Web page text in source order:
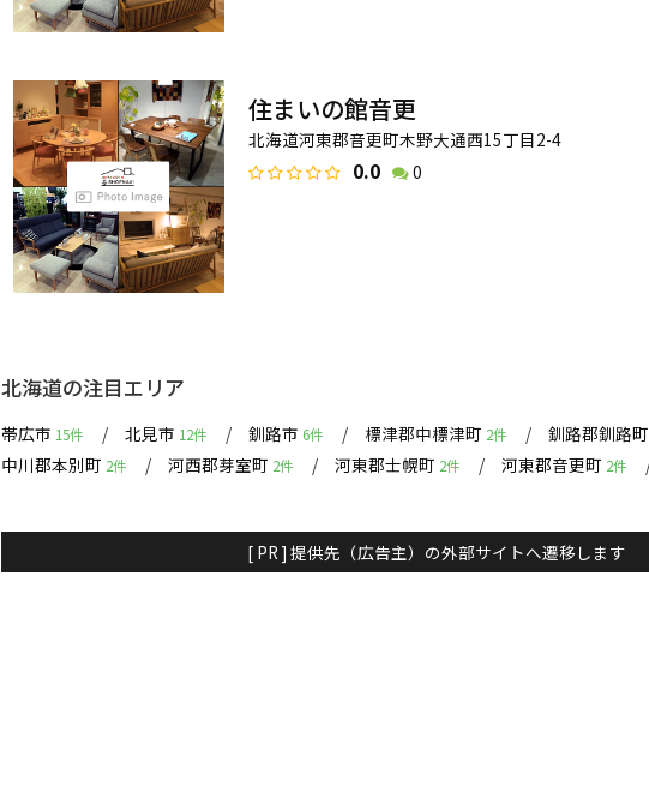
住まいの館音更
北海道河東郡音更町木野大通西15丁目2-4
0.0 0
北海道の注目エリア
帯広市 15件 北見市 12件 釧路市 6件 標津郡中標津町 2件 釧路郡釧路町
中川郡本別町 2件 河西郡芽室町 2件 河東郡士幌町 2件 河東郡音更町 2件
[ PR ] 提供先（広告主）の外部サイトへ遷移します